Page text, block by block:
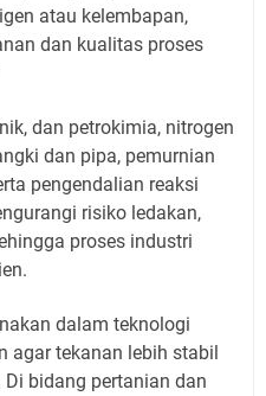
atau kelembapan,
dan kualitas proses
dan petrokimia, nitrogen
dan pipa, pemurnian
pengendalian reaksi
risiko ledakan,
proses industri
dalam teknologi
agar tekanan lebih stabil
bidang pertanian dan